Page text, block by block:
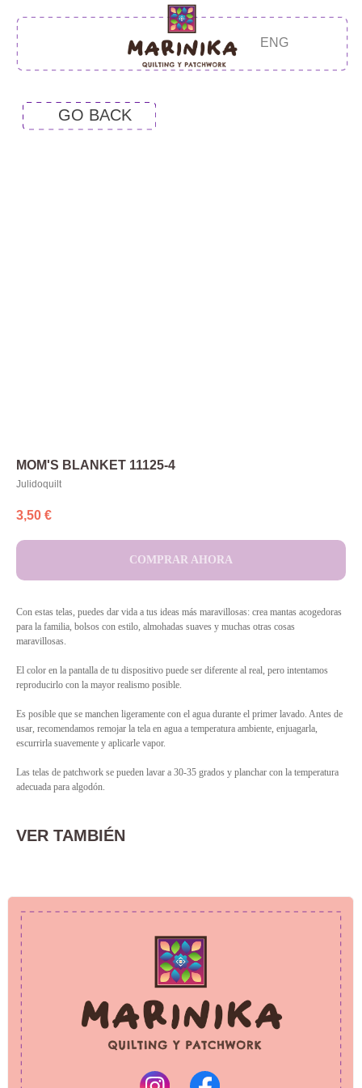
MOM'S BLANKET 11125-4
Julidoquilt
3,50 €
COMPRAR AHORA
Con estas telas, puedes dar vida a tus ideas más maravillosas: crea mantas acogedoras
para la familia, bolsos con estilo, almohadas suaves y muchas otras cosas
maravillosas.
El color en la pantalla de tu dispositivo puede ser diferente al real, pero intentamos
reproducirlo con la mayor realismo posible.
Es posible que se manchen ligeramente con el agua durante el primer lavado. Antes de
usar, recomendamos remojar la tela en agua a temperatura ambiente, enjuagarla,
escurrirla suavemente y aplicarle vapor.
Las telas de patchwork se pueden lavar a 30-35 grados y planchar con la temperatura
adecuada para algodón.
VER TAMBIÉN
© 2025 Marinika
All rights reserved